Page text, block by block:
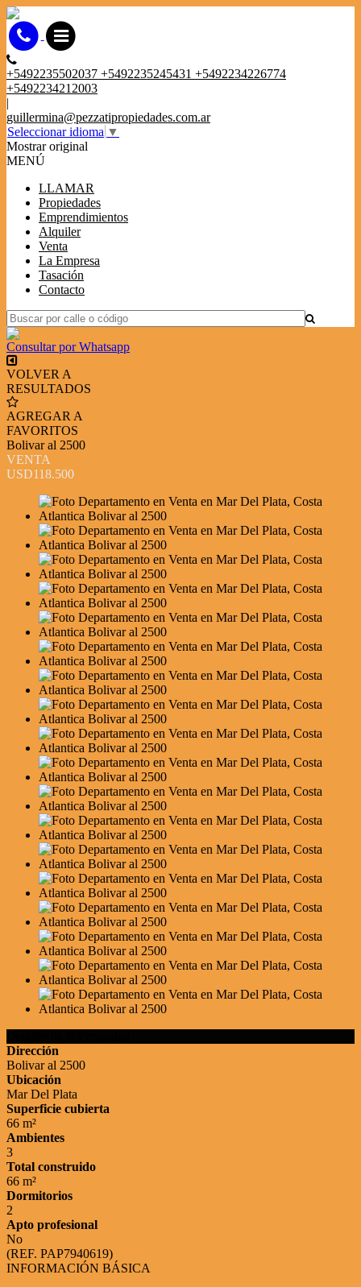
+5492235502037 +5492235245431 +5492234226774
+5492234212003
|
guillermina@pezzatipropiedades.com.ar
Seleccionar idioma ▼
Mostrar original
MENÚ
LLAMAR
Propiedades
Emprendimientos
Alquiler
Venta
La Empresa
Tasación
Contacto
Consultar por Whatsapp
VOLVER A
RESULTADOS
AGREGAR A
FAVORITOS
Bolivar al 2500
VENTA
USD118.500
Dirección
Bolivar al 2500
Ubicación
Mar Del Plata
Superficie cubierta
66 m²
Ambientes
3
Total construido
66 m²
Dormitorios
2
Apto profesional
No
(REF. PAP7940619)
INFORMACIÓN BÁSICA